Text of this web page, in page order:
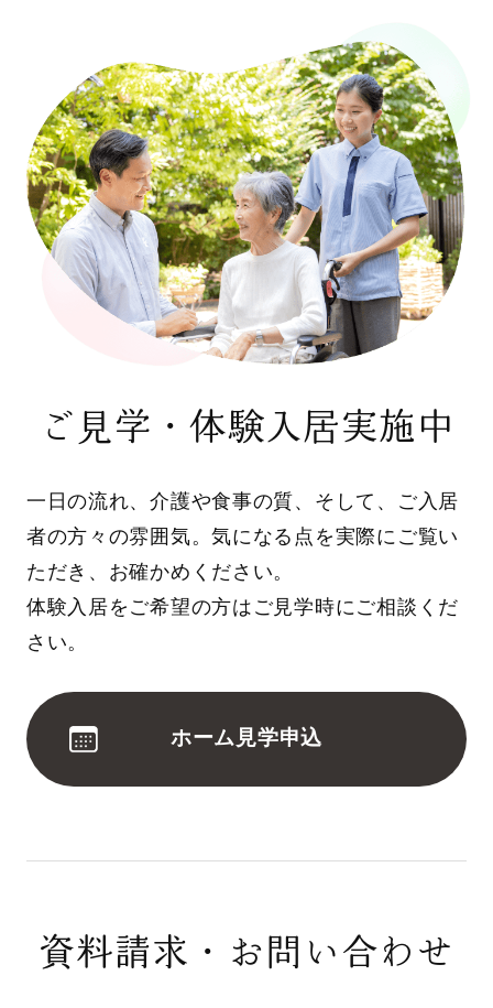
ご見学・体験入居実施中
一日の流れ、介護や食事の質、そして、ご入居
者の方々の雰囲気。気になる点を実際にご覧い
ただき、お確かめください。
体験入居をご希望の方はご見学時にご相談くだ
さい。
ホーム見学申込
資料請求・お問い合わせ